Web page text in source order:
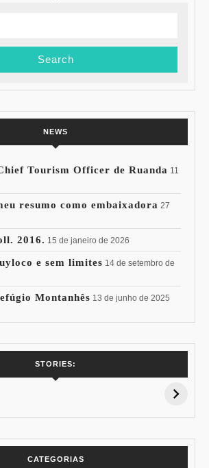
NEWS
Tourism Officer de Ruanda 11
resumo como embaixadora 27
2016. 15 de janeiro de 2026
e sem limites 14 de setembro de
Montanhês 13 de junho de 2025
STORIES:
Pessoal: Os
CATEGORIAS